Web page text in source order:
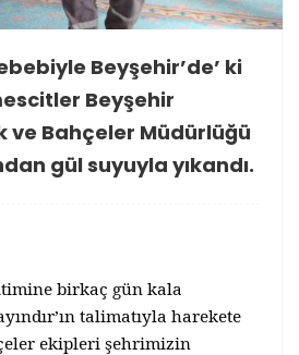
Beyşehir’de’ ki
Beyşehir
ve Bahçeler Müdürlüğü
gül suyuyla yıkandı.
birkaç gün kala
talimatıyla harekete
ekipleri şehrimizin